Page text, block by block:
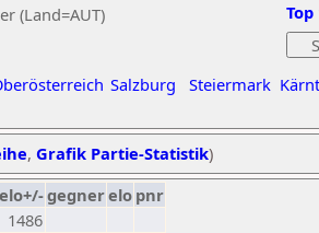
(Land=AUT)
Salzburg Steiermark
Top
, Grafik Partie-Statistik)
elo+/-gegnerelo pnr
1486